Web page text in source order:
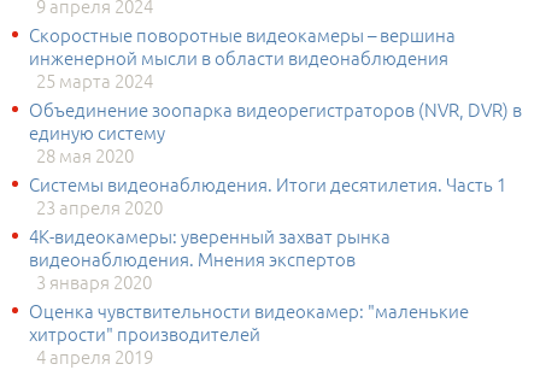
9 апреля 2024
Скоростные поворотные видеокамеры – вершина
инженерной мысли в области видеонаблюдения
25 марта 2024
Объединение зоопарка видеорегистраторов (NVR, DVR) в
единую систему
28 мая 2020
Системы видеонаблюдения. Итоги десятилетия. Часть 1
23 апреля 2020
4К-видеокамеры: уверенный захват рынка
видеонаблюдения. Мнения экспертов
3 января 2020
Оценка чувствительности видеокамер: "маленькие
хитрости" производителей
4 апреля 2019